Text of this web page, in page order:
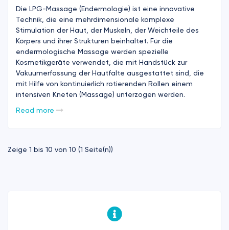
Die LPG-Massage (Endermologie) ist eine innovative
Technik, die eine mehrdimensionale komplexe
Stimulation der Haut, der Muskeln, der Weichteile des
Körpers und ihrer Strukturen beinhaltet. Für die
endermologische Massage werden spezielle
Kosmetikgeräte verwendet, die mit Handstück zur
Vakuumerfassung der Hautfalte ausgestattet sind, die
mit Hilfe von kontinuierlich rotierenden Rollen einem
intensiven Kneten (Massage) unterzogen werden.
Read more
Zeige 1 bis 10 von 10 (1 Seite(n))